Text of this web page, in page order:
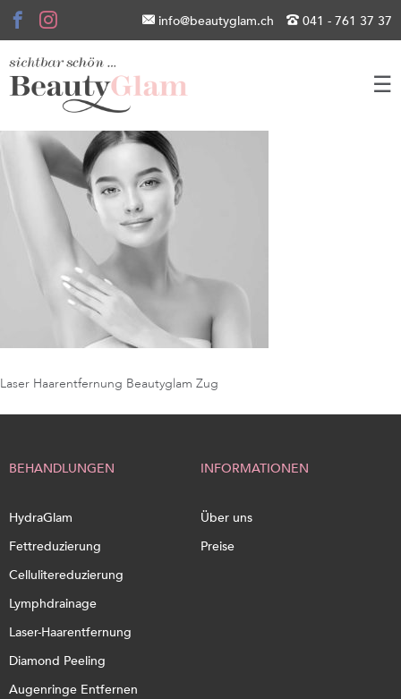
info@beautyglam.ch 041 - 761 37 37
☰
Laser Haarentfernung Beautyglam Zug
BEHANDLUNGEN
HydraGlam
Fettreduzierung
Cellulitereduzierung
Lymphdrainage
Laser-Haarentfernung
Diamond Peeling
Augenringe Entfernen
INFORMATIONEN
Über uns
Preise